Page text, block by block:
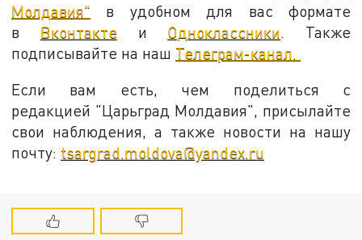
Молдавия" в удобном для вас формате
в Вконтактеи Одноклассники . Также
подписывайте на наш Телеграм-канал.
Если вам есть, чем поделиться с
редакцией "Царьград Молдавия", присылайте
свои наблюдения, а также новости на нашу
почту: tsargrad.moldova@yandex.ru